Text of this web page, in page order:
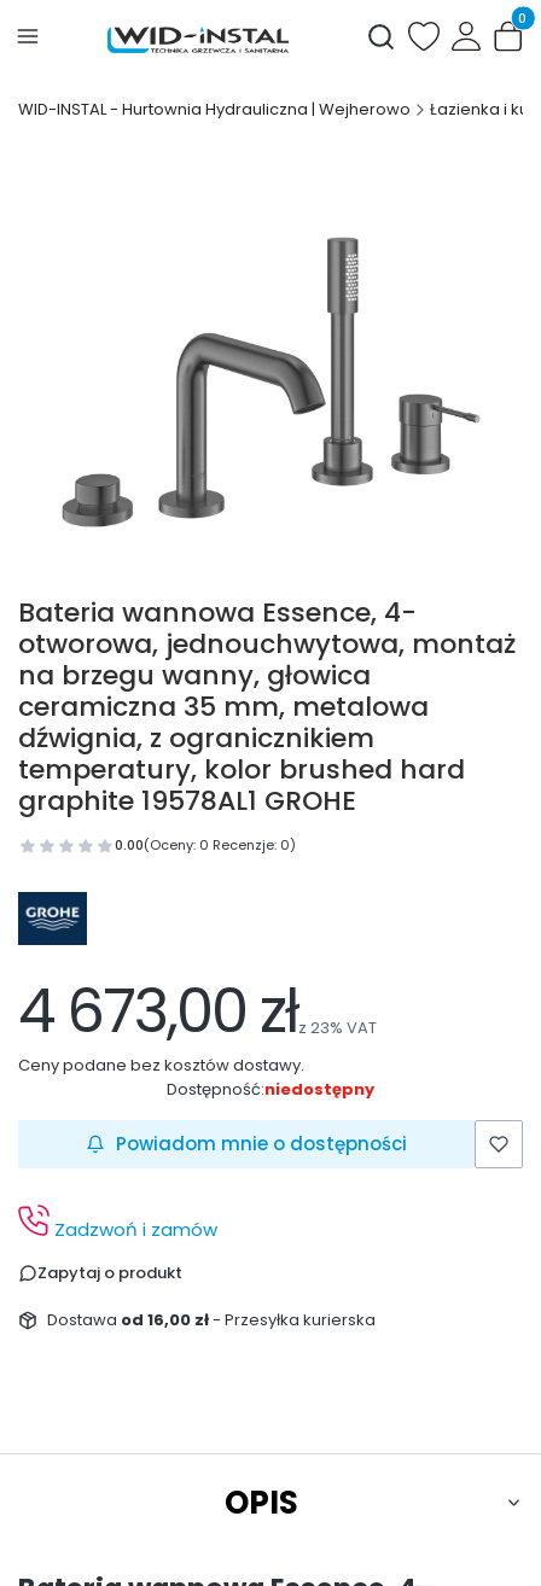
Otwórz
WID-INSTAL - Hurtownia Hydrauliczna | Wejherowo Łazienka i
Bateria wannowa Essence, 4-
otworowa, jednouchwytowa, montaż
na brzegu wanny, głowica
ceramiczna 35 mm, metalowa
dźwignia, z ogranicznikiem
temperatury, kolor brushed hard
graphite 19578AL1 GROHE
0.00(Oceny: 0 Recenzje: 0)
4 673,00 złz 23% VAT
Ceny podane bez kosztów dostawy.
Dostępność:niedostępny
Powiadom mnie o dostępności
Zadzwoń i zamów
Zapytaj o produkt
Dostawa od 16,00 zł- Przesyłka kurierska
OPIS